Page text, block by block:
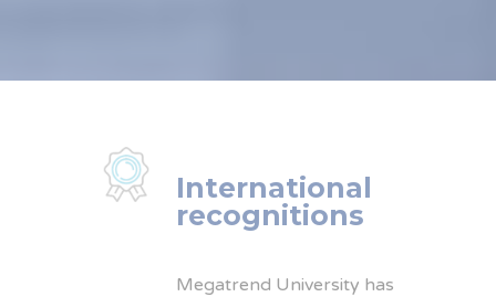
International
recognitions
Megatrend University has